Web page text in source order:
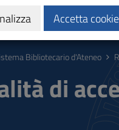
News SbA
Bibliotecario d'Ateneo
di
Accetta